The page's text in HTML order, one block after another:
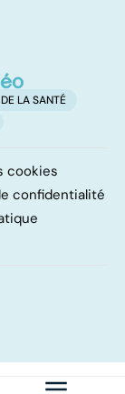
LA SANTÉ
cookies
confidentialité